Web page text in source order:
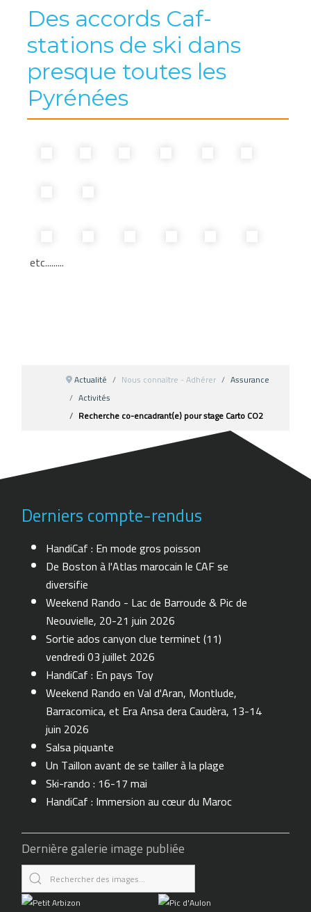
Des accords Caf-
stations de ski dans
presque toutes les
Pyrénées
etc.........
Actualité Nous connaître - Adhérer
Assurance
Activités
Recherche co-encadrant(e) pour stage Carto CO2
Derniers compte-rendus
HandiCaf : En mode gros poisson
De Boston à l'Atlas marocain le CAF se
diversifie
Weekend Rando - Lac de Barroude & Pic de
Neouvielle, 20-21 juin 2026
Sortie ados canyon clue terminet (11)
vendredi 03 juillet 2026
HandiCaf : En pays Toy
Weekend Rando en Val d'Aran, Montlude,
Barracomica, et Era Ansa dera Caudèra, 13-14
juin 2026
Salsa piquante
Un Taillon avant de se tailler à la plage
Ski-rando : 16-17 mai
HandiCaf : Immersion au cœur du Maroc
Dernière galerie image publiée